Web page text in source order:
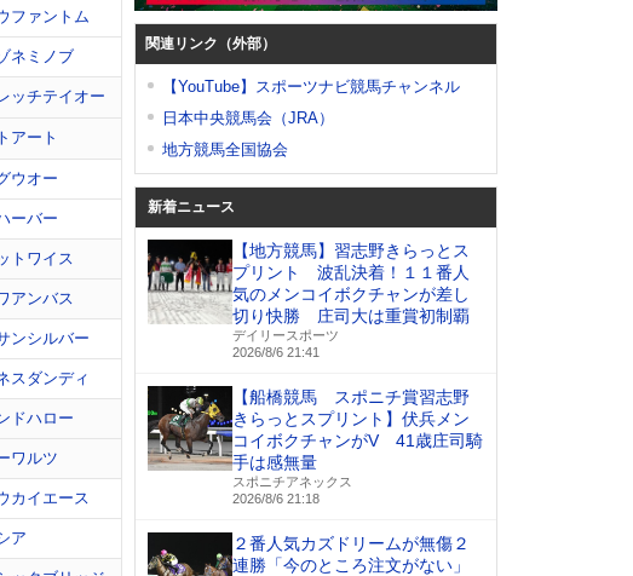
ファントム
ネミノブ
ッチテイオー
アート
ウオー
ーバー
トワイス
アンバス
ンシルバー
スダンディ
ドハロー
ワルツ
カイエース
ア
関連リンク（外部）
【YouTube】スポーツナビ競馬チャンネル
日本中央競馬会（JRA）
地方競馬全国協会
新着ニュース
【地方競馬】習志野きらっとス
プリント 波乱決着！１１番人
気のメンコイボクチャンが差し
切り快勝 庄司大は重賞初制覇
デイリースポーツ
2026/8/6 21:41
【船橋競馬 スポニチ賞習志野
きらっとスプリント】伏兵メン
コイボクチャンがV 41歳庄司騎
手は感無量
スポニチアネックス
2026/8/6 21:18
２番人気カズドリームが無傷２
連勝「今のところ注文がない」